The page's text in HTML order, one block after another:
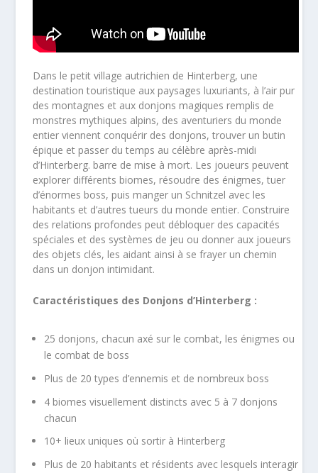
Dans le petit village autrichien de Hinterberg, une
destination touristique aux paysages luxuriants, à l’air pur
des montagnes et aux donjons magiques remplis de
monstres mythiques alpins, des aventuriers du monde
entier viennent conquérir des donjons, trouver un butin
épique et passer du temps au célèbre après-midi
d’Hinterberg. barre de mise à mort. Les joueurs peuvent
explorer différents biomes, résoudre des énigmes, tuer
d’énormes boss, puis manger un Schnitzel avec les
habitants et d’autres tueurs du monde entier. Construire
des relations profondes peut débloquer des capacités
spéciales et des systèmes de jeu ou donner aux joueurs
des objets clés, les aidant ainsi à se frayer un chemin
dans un donjon intimidant.
Caractéristiques des Donjons d’Hinterberg :
25 donjons, chacun axé sur le combat, les énigmes ou
le combat de boss
Plus de 20 types d’ennemis et de nombreux boss
4 biomes visuellement distincts avec 5 à 7 donjons
chacun
10+ lieux uniques où sortir à Hinterberg
Plus de 20 habitants et résidents avec lesquels interagir